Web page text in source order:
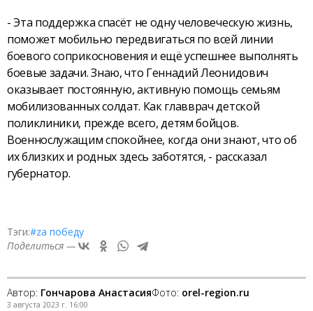
- Эта поддержка спасёт не одну человеческую жизнь,
поможет мобильно передвигаться по всей линии
боевого соприкосновения и ещё успешнее выполнять
боевые задачи. Знаю, что Геннадий Леонидович
оказывает постоянную, активную помощь семьям
мобилизованных солдат. Как главврач детской
поликлиники, прежде всего, детям бойцов.
Военнослужащим спокойнее, когда они знают, что об
их близких и родных здесь заботятся, - рассказал
губернатор.
Тэги:#zа победу
Поделиться —
Автор: Гончарова АнастасияФото: orel-region.ru
3 августа 2023 г. 16:00